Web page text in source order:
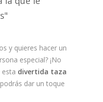
y quieres hacer un
especial? ¡No
esta divertida taza
dar un toque